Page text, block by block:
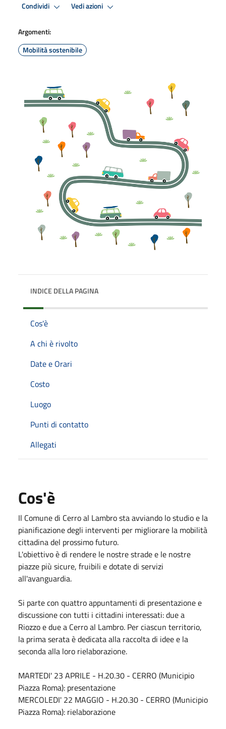
Condividi Vedi azioni
Argomenti:
Mobilità sostenibile
INDICE DELLA PAGINA
Cos'è
A chi è rivolto
Date e Orari
Costo
Luogo
Punti di contatto
Allegati
Cos'è
Il Comune di Cerro al Lambro sta avviando lo studio e la
pianificazione degli interventi per migliorare la mobilità
cittadina del prossimo futuro.
L'obiettivo è di rendere le nostre strade e le nostre
piazze più sicure, fruibili e dotate di servizi
all'avanguardia.
Si parte con quattro appuntamenti di presentazione e
discussione con tutti i cittadini interessati: due a
Riozzo e due a Cerro al Lambro. Per ciascun territorio,
la prima serata è dedicata alla raccolta di idee e la
seconda alla loro rielaborazione.
MARTEDI' 23 APRILE - H.20.30 - CERRO (Municipio
Piazza Roma): presentazione
MERCOLEDI' 22 MAGGIO - H.20.30 - CERRO (Municipio
Piazza Roma): rielaborazione